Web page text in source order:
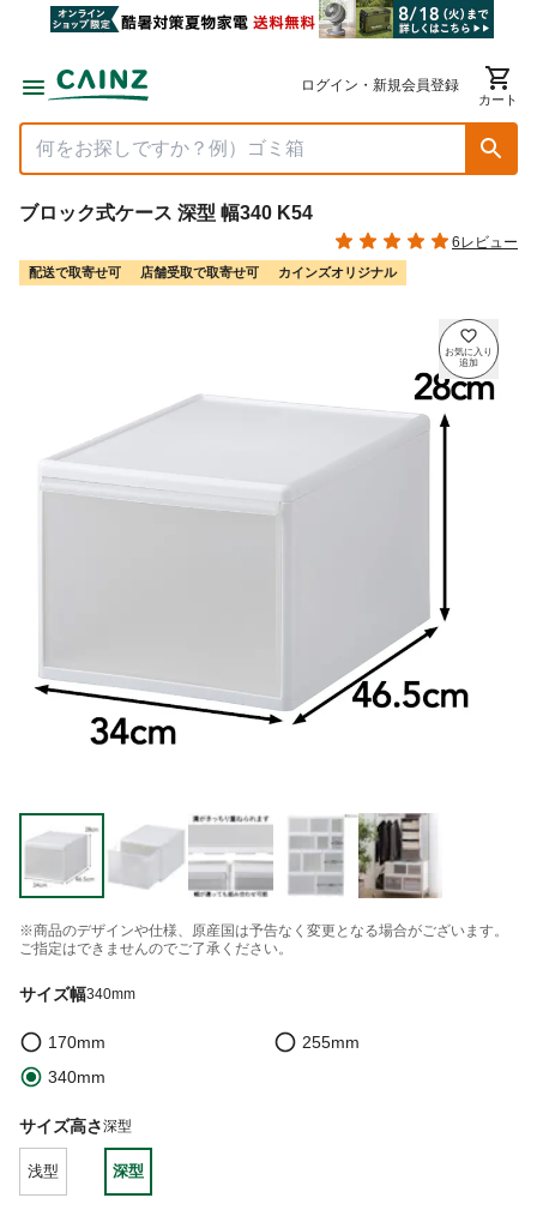
ログイン・新規会員登録
カート
ブロック式ケース 深型 幅340 K54
6レビュー
配送で取寄せ可 店舗受取で取寄せ可 カインズオリジナル
※商品のデザインや仕様、原産国は予告なく変更となる場合がございます。
ご指定はできませんのでご了承ください。
サイズ幅340mm
170mm
255mm
340mm
サイズ高さ深型
浅型 深型